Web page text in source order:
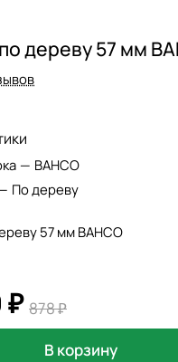
дереву 57 мм
— BAHCO
По дереву
57 мм BAHCO
₽ 878 ₽
В корзину